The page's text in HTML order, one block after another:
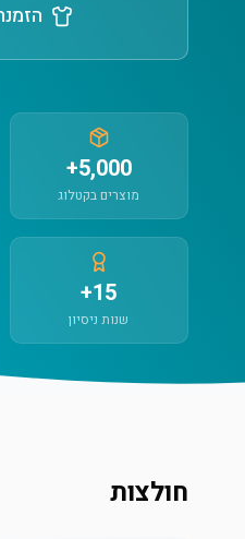
5,000+
מוצרים בקטלוג
15+
שנות ניסיון
חולצות